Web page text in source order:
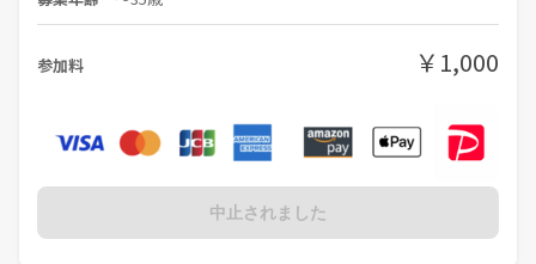
今では、自分が心からやりたいと思える仕事に出会い、前向きな仲間と
ともに、毎日を楽しんでいます。
すべては、「目標」と「目的」の意味を知り、行動を変えたから。
あなたにも、そんな一歩を踏み出してほしい。
その想いで、この会を開いています。
今こそ、“わたし”を取り戻すとき
参加料 ￥1,000
中止されました